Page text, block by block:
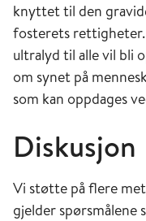
knyttet til den
fosterets
ultralyd til alle vil bli
om synet på
som kan oppdages
Diskusjon
Vi støtte på flere
gjelder spørsmålene